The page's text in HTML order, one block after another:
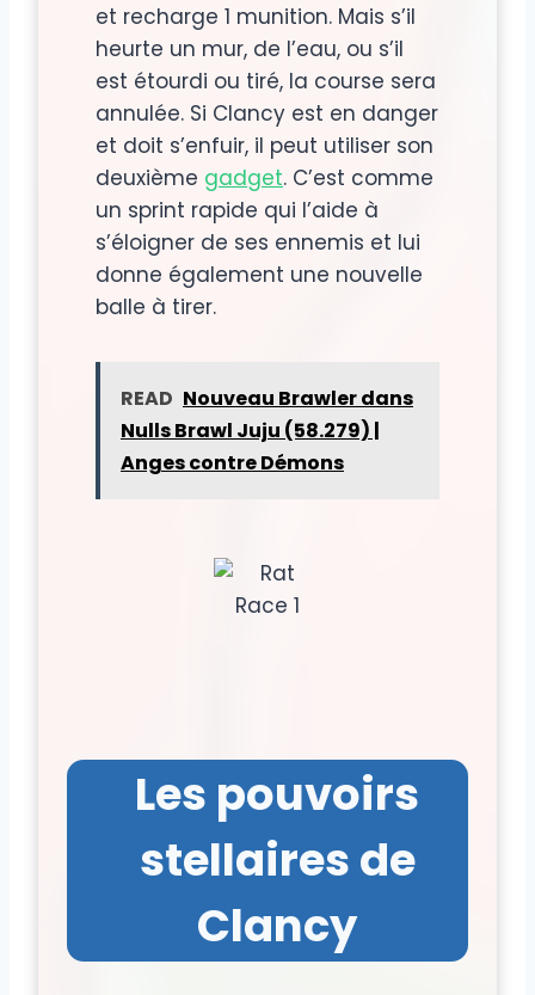
et recharge 1 munition. Mais s’il
heurte un mur, de l’eau, ou s’il
est étourdi ou tiré, la course sera
annulée. Si Clancy est en danger
et doit s’enfuir, il peut utiliser son
deuxième gadget. C’est comme
un sprint rapide qui l’aide à
s’éloigner de ses ennemis et lui
donne également une nouvelle
balle à tirer.
READ Nouveau Brawler dans
Nulls Brawl Juju (58.279) |
Anges contre Démons
Les pouvoirs
stellaires de
Clancy